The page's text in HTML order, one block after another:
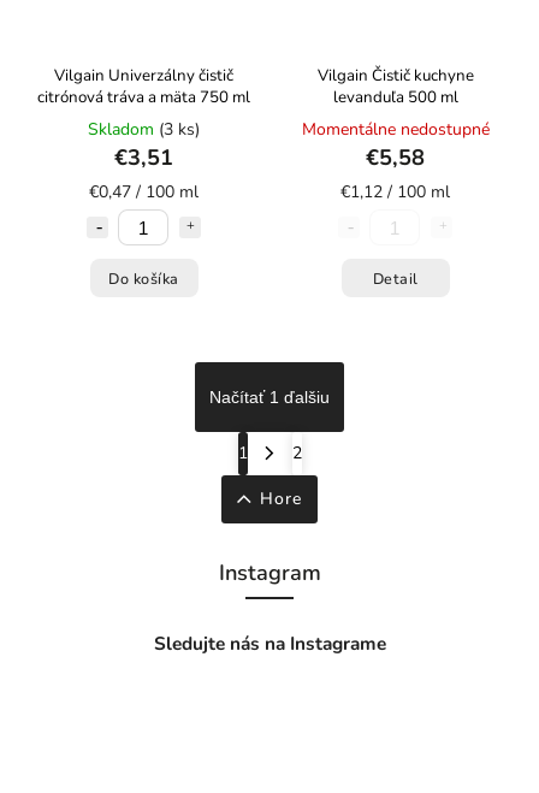
Vilgain Univerzálny čistič
citrónová tráva a mäta 750 ml
Skladom (3 ks)
€3,51
€0,47 / 100 ml
Do košíka
Vilgain Čistič kuchyne
levanduľa 500 ml
Momentálne nedostupné
€5,58
€1,12 / 100 ml
Detail
Načítať 1 ďalšiu
1
2
Hore
Instagram
Sledujte nás na Instagrame